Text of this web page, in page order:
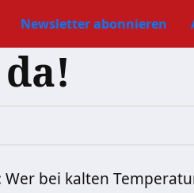
Newsletter abonnieren
bei kalten